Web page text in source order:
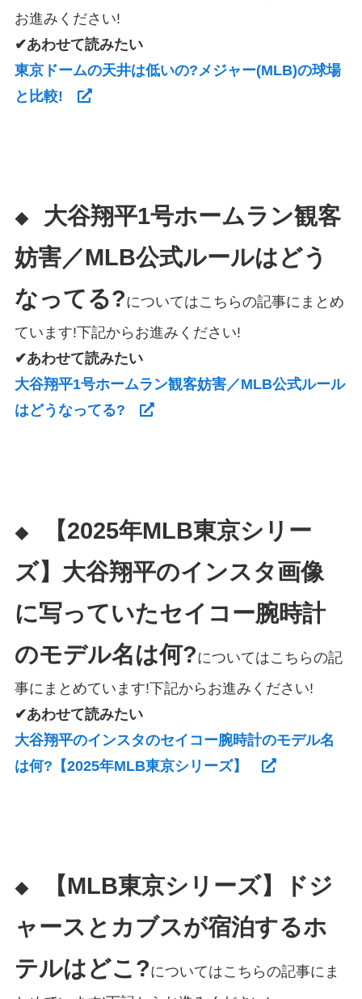
お進みください!
✔あわせて読みたい
東京ドームの天井は低いの?メジャー(MLB)の球場
と比較!
◆
大谷翔平1号ホームラン観客
妨害／MLB公式ルールはどう
なってる?についてはこちらの記事にまとめ
ています!下記からお進みください!
✔あわせて読みたい
大谷翔平1号ホームラン観客妨害／MLB公式ルール
はどうなってる?
◆
【2025年MLB東京シリー
ズ】大谷翔平のインスタ画像
に写っていたセイコー腕時計
のモデル名は何?についてはこちらの記
事にまとめています!下記からお進みください!
✔あわせて読みたい
大谷翔平のインスタのセイコー腕時計のモデル名
は何?【2025年MLB東京シリーズ】
◆
【MLB東京シリーズ】ドジ
ャースとカブスが宿泊するホ
テルはどこ?についてはこちらの記事にま